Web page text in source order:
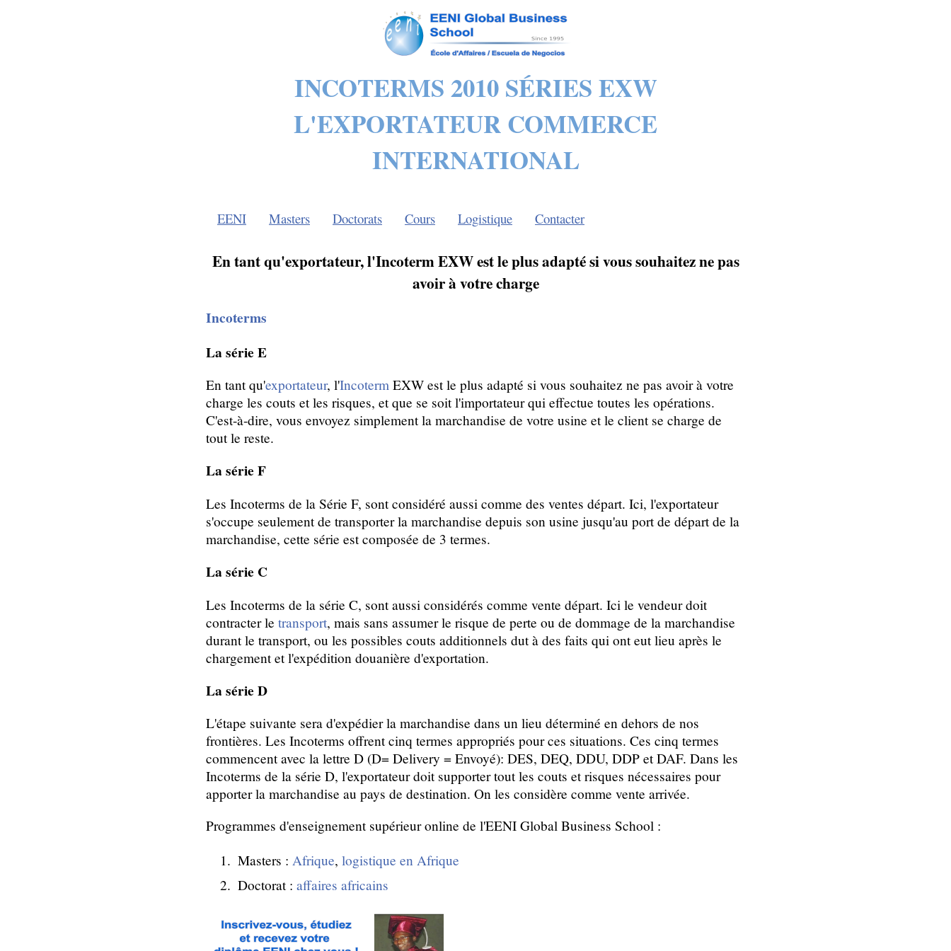
INCOTERMS 2010 SÉRIES EXW
L'EXPORTATEUR COMMERCE
INTERNATIONAL
EENI Masters Doctorats Cours Logistique Contacter
En tant qu'exportateur, l'Incoterm EXW est le plus adapté si vous souhaitez ne pas
avoir à votre charge
Incoterms
La série E
En tant qu'exportateur, l'Incoterm EXW est le plus adapté si vous souhaitez ne pas avoir à votre
charge les couts et les risques, et que se soit l'importateur qui effectue toutes les opérations.
C'est-à-dire, vous envoyez simplement la marchandise de votre usine et le client se charge de
tout le reste.
La série F
Les Incoterms de la Série F, sont considéré aussi comme des ventes départ. Ici, l'exportateur
s'occupe seulement de transporter la marchandise depuis son usine jusqu'au port de départ de la
marchandise, cette série est composée de 3 termes.
La série C
Les Incoterms de la série C, sont aussi considérés comme vente départ. Ici le vendeur doit
contracter le transport, mais sans assumer le risque de perte ou de dommage de la marchandise
durant le transport, ou les possibles couts additionnels dut à des faits qui ont eut lieu après le
chargement et l'expédition douanière d'exportation.
La série D
L'étape suivante sera d'expédier la marchandise dans un lieu déterminé en dehors de nos
frontières. Les Incoterms offrent cinq termes appropriés pour ces situations. Ces cinq termes
commencent avec la lettre D (D= Delivery = Envoyé): DES, DEQ, DDU, DDP et DAF. Dans les
Incoterms de la série D, l'exportateur doit supporter tout les couts et risques nécessaires pour
apporter la marchandise au pays de destination. On les considère comme vente arrivée.
Programmes d'enseignement supérieur online de l'EENI Global Business School :
Masters : Afrique, logistique en Afrique
Doctorat : affaires africains